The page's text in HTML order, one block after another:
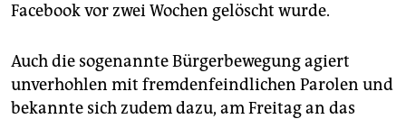
Facebook vor zwei Wochen gelöscht wurde.
Auch die sogenannte Bürgerbewegung agiert
unverhohlen mit fremdenfeindlichen Parolen und
bekannte sich zudem dazu, am Freitag an das